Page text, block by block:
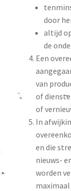
door
altijd
de
Een
van
of
of
In
en die
nieuws-
worden